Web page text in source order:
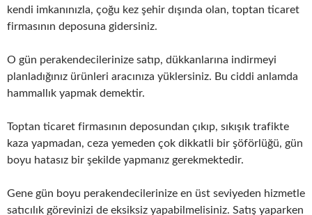
kendi imkanınızla, çoğu kez şehir dışında olan, toptan ticaret
firmasının deposuna gidersiniz.
O gün perakendecilerinize satıp, dükkanlarına indirmeyi
planladığınız ürünleri aracınıza yüklersiniz. Bu ciddi anlamda
hammallık yapmak demektir.
Toptan ticaret firmasının deposundan çıkıp, sıkışık trafikte
kaza yapmadan, ceza yemeden çok dikkatli bir şöförlüğü, gün
boyu hatasız bir şekilde yapmanız gerekmektedir.
Gene gün boyu perakendecilerinize en üst seviyeden hizmetle
satıcılık görevinizi de eksiksiz yapabilmelisiniz. Satış yaparken